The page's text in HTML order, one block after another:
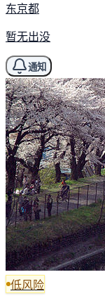
东京都
暂无出没
通知
低风险